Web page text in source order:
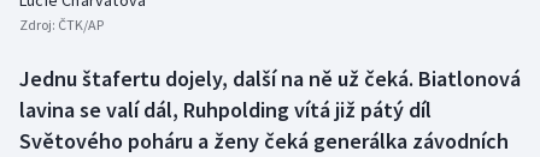
Boby a skeleton
Box
Curling
AZ kvíz
Zdroj: ČTK/AP
Jednu štafertu dojely, další na ně už čeká. Biatlonová
lavina se valí dál, Ruhpolding vítá již pátý díl
Světového poháru a ženy čeká generálka závodních